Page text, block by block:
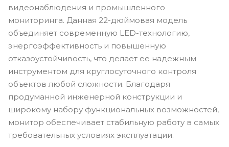
видеонаблюдения и промышленного
мониторинга. Данная 22-дюймовая модель
объединяет современную LED-технологию,
энергоэффективность и повышенную
отказоустойчивость, что делает ее надежным
инструментом для круглосуточного контроля
объектов любой сложности. Благодаря
продуманной инженерной конструкции и
широкому набору функциональных возможностей,
монитор обеспечивает стабильную работу в самых
требовательных условиях эксплуатации.